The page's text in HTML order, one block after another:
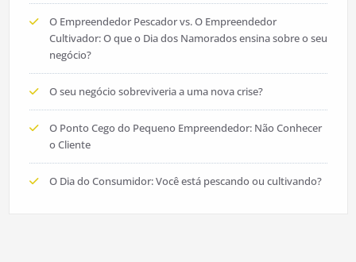
O Empreendedor Pescador vs. O Empreendedor
Cultivador: O que o Dia dos Namorados ensina sobre o seu
negócio?
O seu negócio sobreviveria a uma nova crise?
O Ponto Cego do Pequeno Empreendedor: Não Conhecer
o Cliente
O Dia do Consumidor: Você está pescando ou cultivando?